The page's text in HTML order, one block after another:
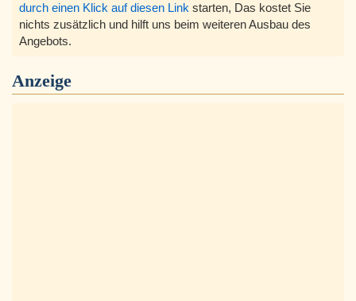
durch einen Klick auf diesen Link starten, Das kostet Sie
nichts zusätzlich und hilft uns beim weiteren Ausbau des
Angebots.
Anzeige